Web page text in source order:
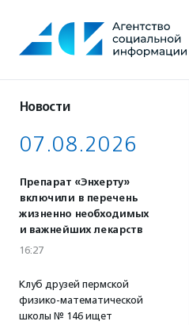
содержанию
Новости
07.08.2026
Препарат «Энхерту»
включили в перечень
жизненно необходимых
и важнейших лекарств
16:27
Клуб друзей пермской
физико-математической
школы № 146 ищет